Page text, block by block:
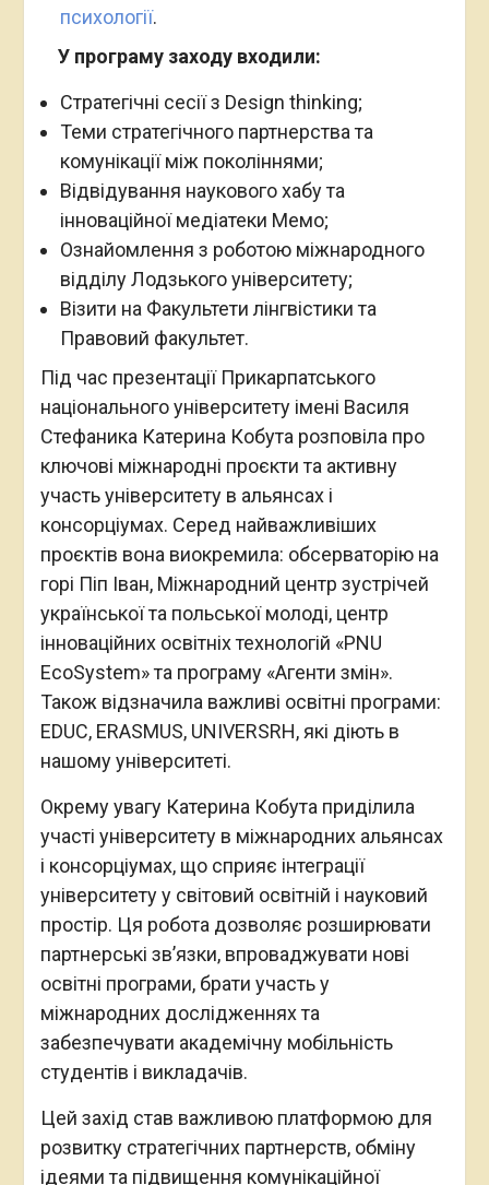
психології.
У програму заходу входили:
Стратегічні сесії з Design thinking;
Теми стратегічного партнерства та
комунікації між поколіннями;
Відвідування наукового хабу та
інноваційної медіатеки Мемо;
Ознайомлення з роботою міжнародного
відділу Лодзького університету;
Візити на Факультети лінгвістики та
Правовий факультет.
Під час презентації Прикарпатського
національного університету імені Василя
Стефаника Катерина Кобута розповіла про
ключові міжнародні проєкти та активну
участь університету в альянсах і
консорціумах. Серед найважливіших
проєктів вона виокремила: обсерваторію на
горі Піп Іван, Міжнародний центр зустрічей
української та польської молоді, центр
інноваційних освітніх технологій «PNU
EcoSystem» та програму «Агенти змін».
Також відзначила важливі освітні програми:
EDUC, ERASMUS, UNIVERSRH, які діють в
нашому університеті.
Окрему увагу Катерина Кобута приділила
участі університету в міжнародних альянсах
і консорціумах, що сприяє інтеграції
університету у світовий освітній і науковий
простір. Ця робота дозволяє розширювати
партнерські зв’язки, впроваджувати нові
освітні програми, брати участь у
міжнародних дослідженнях та
забезпечувати академічну мобільність
студентів і викладачів.
Цей захід став важливою платформою для
розвитку стратегічних партнерств, обміну
ідеями та підвищення комунікаційної